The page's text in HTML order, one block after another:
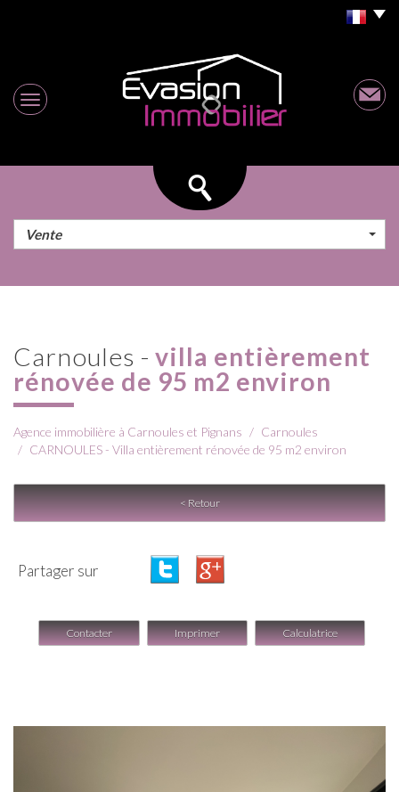
Vente
carnoules - villa entièrement
rénovée de 95 m2 environ
Agence immobilière à Carnoules et Pignans
Carnoules
CARNOULES - Villa entièrement rénovée de 95 m2 environ
< Retour
Partager sur
Contacter Imprimer Calculatrice